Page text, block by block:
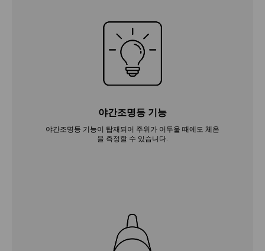
야간조명등 기능
야간조명등 기능이 탑재되어 주위가 어두울 때에도 체온
을 측정할 수 있습니다.